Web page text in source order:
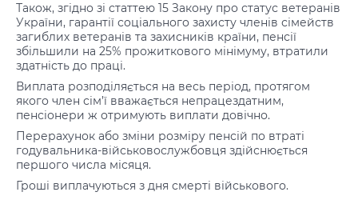
Також, згідно зі статтею 15 Закону про статус ветеранів
України, гарантії соціального захисту членів сімейств
загиблих ветеранів та захисників країни, пенсії
збільшили на 25% прожиткового мінімуму, втратили
здатність до праці.
Виплата розподіляється на весь період, протягом
якого член сім’ї вважається непрацездатним,
пенсіонери ж отримують виплати довічно.
Перерахунок або зміни розміру пенсій по втраті
годувальника-військовослужбовця здійснюється
першого числа місяця.
Гроші виплачуються з дня смерті військового.